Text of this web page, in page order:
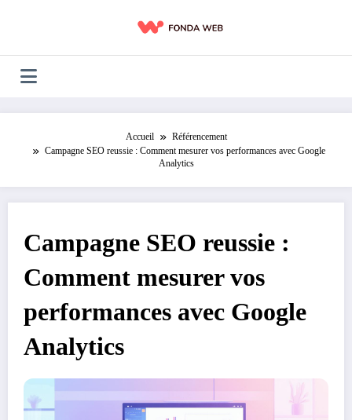
Accueil
Référencement
Campagne SEO reussie : Comment mesurer vos performances avec Google
Analytics
Campagne SEO reussie :
Comment mesurer vos
performances avec Google
Analytics